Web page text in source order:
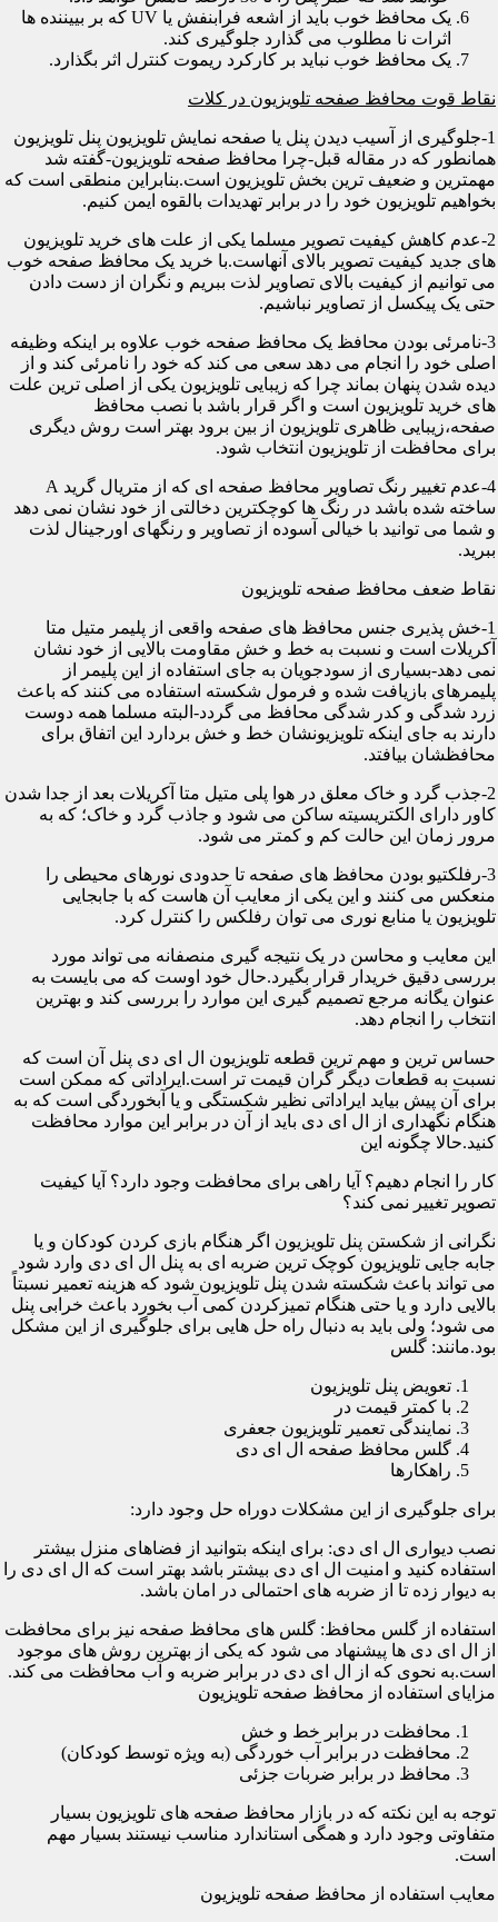
یک محافظ خوب باید از اشعه فرابنفش یا UV که بر بییننده ها
اثرات نا مطلوب می گذارد جلوگیری کند.
یک محافظ خوب نباید بر کارکرد ریموت کنترل اثر بگذارد.
نقاط قوت محافظ صفحه تلویزیون در کلات
1-جلوگیری از آسیب دیدن پنل یا صفحه نمایش تلویزیون پنل تلویزیون
همانطور که در مقاله قبل-چرا محافظ صفحه تلویزیون-گفته شد
مهمترین و ضعیف ترین بخش تلویزیون است.بنابراین منطقی است که
بخواهیم تلویزیون خود را در برابر تهدیدات بالقوه ایمن کنیم.
2-عدم کاهش کیفیت تصویر مسلما یکی از علت های خرید تلویزیون
های جدید کیفیت تصویر بالای آنهاست.با خرید یک محافظ صفحه خوب
می توانیم از کیفیت بالای تصاویر لذت ببریم و نگران از دست دادن
حتی یک پیکسل از تصاویر نباشیم.
3-نامرئی بودن محافظ یک محافظ صفحه خوب علاوه بر اینکه وظیفه
اصلی خود را انجام می دهد سعی می کند که خود را نامرئی کند و از
دیده شدن پنهان بماند چرا که زیبایی تلویزیون یکی از اصلی ترین علت
های خرید تلویزیون است و اگر قرار باشد با نصب محافظ
صفحه،زیبایی ظاهری تلویزیون از بین برود بهتر است روش دیگری
برای محافظت از تلویزیون انتخاب شود.
4-عدم تغییر رنگ تصاویر محافظ صفحه ای که از متریال گرید A
ساخته شده باشد در رنگ ها کوچکترین دخالتی از خود نشان نمی دهد
و شما می توانید با خیالی آسوده از تصاویر و رنگهای اورجینال لذت
ببرید.
نقاط ضعف محافظ صفحه تلویزیون
1-خش پذیری جنس محافظ های صفحه واقعی از پلیمر متیل متا
آکریلات است و نسبت به خط و خش مقاومت بالایی از خود نشان
نمی دهد-بسیاری از سودجویان به جای استفاده از این پلیمر از
پلیمرهای بازیافت شده و فرمول شکسته استفاده می کنند که باعث
زرد شدگی و کدر شدگی محافظ می گردد-البته مسلما همه دوست
دارند به جای اینکه تلویزیونشان خط و خش بردارد این اتفاق برای
محافظشان بیافتد.
2-جذب گرد و خاک معلق در هوا پلی متیل متا آکریلات بعد از جدا شدن
کاور دارای الکتریسیته ساکن می شود و جاذب گرد و خاک؛ که به
مرور زمان این حالت کم و کمتر می شود.
3-رفلکتیو بودن محافظ های صفحه تا حدودی نورهای محیطی را
منعکس می کنند و این یکی از معایب آن هاست که با جابجایی
تلویزیون یا منابع نوری می توان رفلکس را کنترل کرد.
این معایب و محاسن در یک نتیجه گیری منصفانه می تواند مورد
بررسی دقیق خریدار قرار بگیرد.حال خود اوست که می بایست به
عنوان یگانه مرجع تصمیم گیری این موارد را بررسی کند و بهترین
انتخاب را انجام دهد.
حساس ترین و مهم ترین قطعه تلویزیون ال ای دی پنل آن است که
نسبت به قطعات دیگر گران قیمت تر است.ایراداتی که ممکن است
برای آن پیش بیاید ایراداتی نظیر شکستگی و یا آبخوردگی است که به
هنگام نگهداری از ال ای دی باید از آن در برابر این موارد محافظت
کنید.حالا چگونه این
کار را انجام دهیم؟ آیا راهی برای محافظت وجود دارد؟ آیا کیفیت
تصویر تغییر نمی کند؟
نگرانی از شکستن پنل تلویزیون اگر هنگام بازی کردن کودکان و یا
جابه جایی تلویزیون کوچک ترین ضربه ای به پنل ال ای دی وارد شود
می تواند باعث شکسته شدن پنل تلویزیون شود که هزینه تعمیر نسبتاً
بالایی دارد و یا حتی هنگام تمیزکردن کمی آب بخورد باعث خرابی پنل
می شود؛ ولی باید به دنبال راه حل هایی برای جلوگیری از این مشکل
بود.مانند: گلس
تعویض پنل تلویزیون
با کمتر قیمت در
نمایندگی تعمیر تلویزیون جعفری
گلس محافظ صفحه ال ای دی
راهکارها
برای جلوگیری از این مشکلات دوراه حل وجود دارد:
نصب دیواری ال ای دی: برای اینکه بتوانید از فضاهای منزل بیشتر
استفاده کنید و امنیت ال ای دی بیشتر باشد بهتر است که ال ای دی را
به دیوار زده تا از ضربه های احتمالی در امان باشد.
استفاده از گلس محافظ: گلس های محافظ صفحه نیز برای محافظت
از ال ای دی ها پیشنهاد می شود که یکی از بهترین روش های موجود
است.به نحوی که از ال ای دی در برابر ضربه و آب محافظت می کند.
مزایای استفاده از محافظ صفحه تلویزیون
محافظت در برابر خط و خش
محافظت در برابر آب خوردگی (به ویژه توسط کودکان)
محافظ در برابر ضربات جزئی
توجه به این نکته که در بازار محافظ صفحه های تلویزیون بسیار
متفاوتی وجود دارد و همگی استاندارد مناسب نیستند بسیار مهم
است.
معایب استفاده از محافظ صفحه تلویزیون